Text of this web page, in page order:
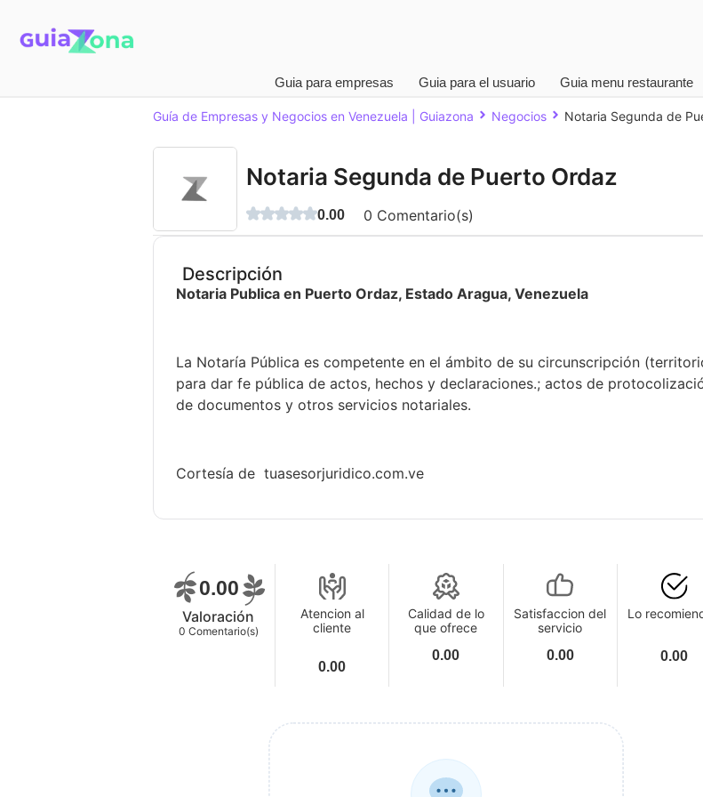
Guia para empresas Guia para el usuario Guia menu restaurante
Guía de Empresas y Negocios en Venezuela | Guiazona Negocios Notaria Segunda de
Notaria Segunda de Puerto Ordaz
0.00 0 Comentario(s)
Descripción
Notaria Publica en Puerto Ordaz, Estado Aragua, Venezuela
La Notaría Pública es competente en el ámbito de su circunscripción
para dar fe pública de actos, hechos y declaraciones.; actos de
de documentos y otros servicios notariales.
Cortesía de tuasesorjuridico.com.ve
0.00
Valoración
0 Comentario(s)
Atencion al
cliente
0.00
Calidad de lo
que ofrece
0.00
Satisfaccion del
servicio
0.00
Lo
0.00